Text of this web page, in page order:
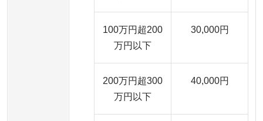
100万円超200
万円以下
30,000円
200万円超300
万円以下
40,000円